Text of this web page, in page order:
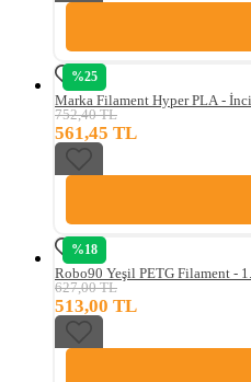
%25
Marka Filament Hyper PLA -
752,40 TL
561,45 TL
%18
Robo90 Yeşil PETG Filament -
627,00 TL
513,00 TL